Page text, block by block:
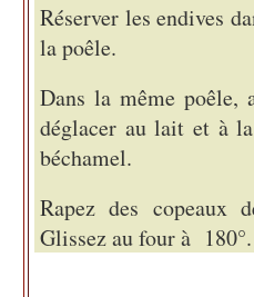
Réserver les endives
la poêle.
Dans la même
déglacer au lait et à
béchamel.
Rapez des copeaux
Glissez au four à 180°.